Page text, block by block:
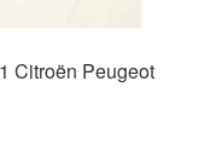
Citroën Peugeot